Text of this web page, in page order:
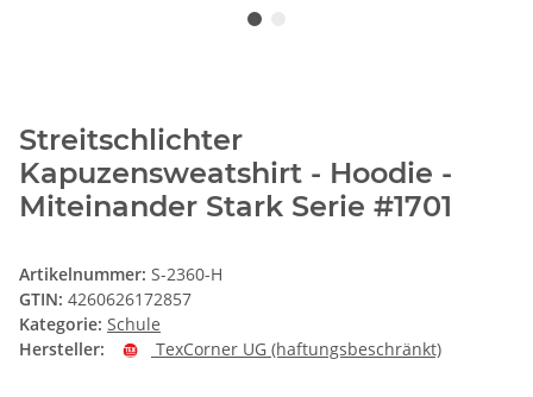
Streitschlichter
Kapuzensweatshirt - Hoodie -
Miteinander Stark Serie #1701
Artikelnummer: S-2360-H
GTIN: 4260626172857
Kategorie: Schule
Hersteller:
TexCorner UG (haftungsbeschränkt)